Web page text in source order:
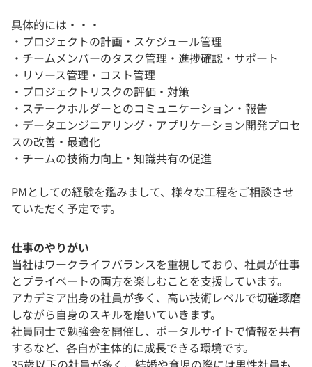
具体的には・・・
・プロジェクトの計画・スケジュール管理
・チームメンバーのタスク管理・進捗確認・サポート
・リソース管理・コスト管理
・プロジェクトリスクの評価・対策
・ステークホルダーとのコミュニケーション・報告
・データエンジニアリング・アプリケーション開発プロセ
スの改善・最適化
・チームの技術力向上・知識共有の促進
PMとしての経験を鑑みまして、様々な工程をご相談させ
ていただく予定です。
仕事のやりがい
当社はワークライフバランスを重視しており、社員が仕事
とプライベートの両方を楽しむことを支援しています。
アカデミア出身の社員が多く、高い技術レベルで切磋琢磨
しながら自身のスキルを磨いていきます。
社員同士で勉強会を開催し、ポータルサイトで情報を共有
するなど、各自が主体的に成長できる環境です。